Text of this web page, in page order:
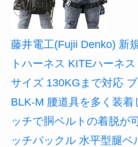
藤井電工(Fujii Denko) 新
トハーネス KITEハーネ
サイズ 130KGまで対応
BLK-M 腰道具を多く装
ッチで胴ベルトの着脱が
ッチバックル 水平型腿